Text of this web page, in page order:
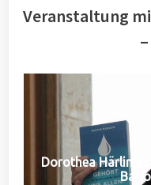
Veranstaltung
Dorothea Härlin